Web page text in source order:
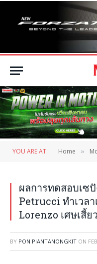
YOU ARE AT: Home »
ผลการทดสอบเซ
Petrucci ทำเวล
Lorenzo เศษเสี้ย
BY PON PIANTANONGKIT ON